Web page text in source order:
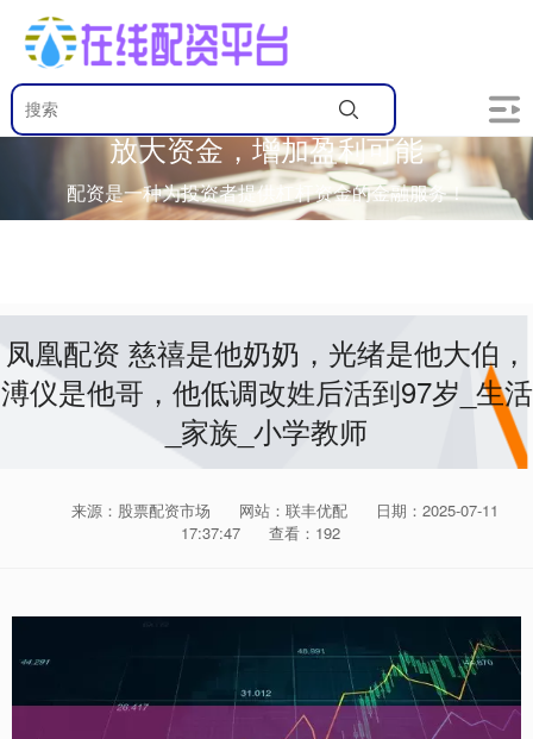
放大资金，增加盈利可能
配资是一种为投资者提供杠杆资金的金融服务！
凤凰配资 慈禧是他奶奶，光绪是他大伯，
溥仪是他哥，他低调改姓后活到97岁_生活
_家族_小学教师
来源：股票配资市场 网站：联丰优配
日期：2025-07-11
17:37:47
查看：192